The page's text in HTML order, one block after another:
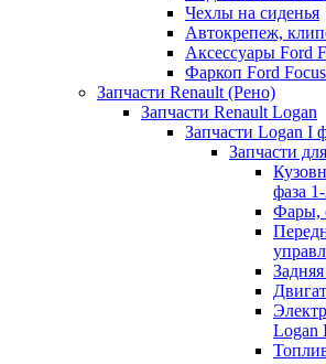
Чехлы на сиденья
Автокрепеж,
Аксессуары Ford
Фаркоп Ford
Запчасти Renault (Рено)
Запчасти Renault Logan
Запчасти Logan I
Запчасти
фаза
Фары,
Logan